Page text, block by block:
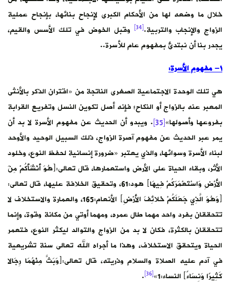
خلال ما وضعه لها من الأحكام الكبرى لإنجاح بنائها، بإنجاح عملية
الزواج والإنجاب والتربية.[34]
وقبل الخوض في تلك الأسس والقيم،
يجدر بنا أن نبتدئ بمفهوم عام للأسرة..
١- مفهوم الأسرة:
هي تلك الوحدة الاجتماعية الصغرى الناتجة من «اقتران الذكر بالأنثى
المعبر عنه بالزواج أو النكاح؛ فإنه أصل تكوين النسل وتفريع القرابة
بفروعها وأصولها»[35]
. ويبدو أن الحديث عن مفهوم الأسرة لا بد أن
يمر عبر الحديث عن مفهوم آصرة الزواج، ذلك السبيل الوحيد والأوحد
لبناء الأسرة وسوائها، والذي يعتبر «ضرورة إنسانية لحفظ النوع، وخلود
الأثر، وبقاء الحياة على الأرض واستعمارها، قال تعالى:﴿هُوَ أَنْشَأَكُمْ مِنَ
الأَرْضِ وَاسْتَعْمَرَكُمْ فِيهَا﴾ هود:61، وتحقيق الخلافة عليها، قال تعالى:
﴿وَهُوَ الَّذِي جَعَلَكُمْ خَلائِفَ الأَرْضِ﴾ الأنعام:165، والعمارة والاستخلاف لا
تتحققان بفرد واحد مهما طال عمره، ومهما أوتي من مكانة وقوة، وإنما
تتحققان بالكثرة، فكان لا بد من الزواج والتوالد ليكثر النوع، فتعمر
الحياة ويتحقق الاستخلاف، وهذا ما أجراه الله تعالى سنة تشريعية
في آدم عليه الصلاة والسلام وذريته، قال تعالى:﴿وَبَثَّ مِنْهُمَا رِجَالا
كَثِيرًا وَنِسَاءً﴾ النساء:1»
[36]
.